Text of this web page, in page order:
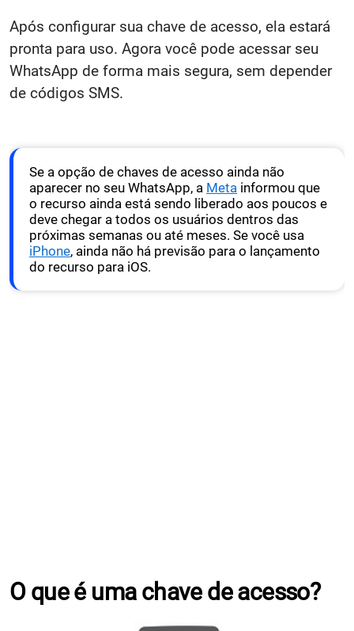
Após configurar sua chave de acesso, ela estará
pronta para uso. Agora você pode acessar seu
WhatsApp de forma mais segura, sem depender
de códigos SMS.
Se a opção de chaves de acesso ainda não
aparecer no seu WhatsApp, a Meta informou que
o recurso ainda está sendo liberado aos poucos e
deve chegar a todos os usuários dentros das
próximas semanas ou até meses. Se você usa
iPhone, ainda não há previsão para o lançamento
do recurso para iOS.
O que é uma chave de acesso?